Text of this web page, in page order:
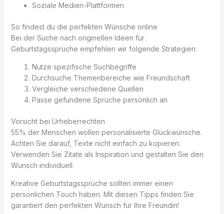
Soziale Medien-Plattformen
So findest du die perfekten Wünsche online
Bei der Suche nach originellen Ideen für
Geburtstagssprüche empfehlen wir folgende Strategien:
Nutze spezifische Suchbegriffe
Durchsuche Themenbereiche wie Freundschaft
Vergleiche verschiedene Quellen
Passe gefundene Sprüche persönlich an
Vorsicht bei Urheberrechten
55% der Menschen wollen personalisierte Glückwünsche.
Achten Sie darauf, Texte nicht einfach zu kopieren.
Verwenden Sie Zitate als Inspiration und gestalten Sie den
Wunsch individuell.
Kreative Geburtstagssprüche sollten immer einen
persönlichen Touch haben. Mit diesen Tipps finden Sie
garantiert den perfekten Wunsch für Ihre Freundin!